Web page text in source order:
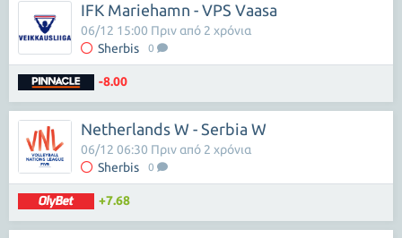
IFK Mariehamn - VPS Vaasa
Sherbis 0
06/12 15:00 Πριν από 2 χρόνια
-8.00
Netherlands W - Serbia W
Sherbis 0
06/12 06:30 Πριν από 2 χρόνια
+7.68